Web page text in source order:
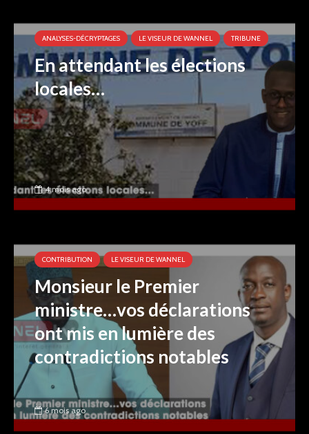
ANALYSES-DÉCRYPTAGES LE VISEUR DE WANNEL TRIBUNE
En attendant les élections
locales…
4 mois ago
CONTRIBUTION LE VISEUR DE WANNEL
Monsieur le Premier
ministre…vos déclarations
ont mis en lumière des
contradictions notables
6 mois ago